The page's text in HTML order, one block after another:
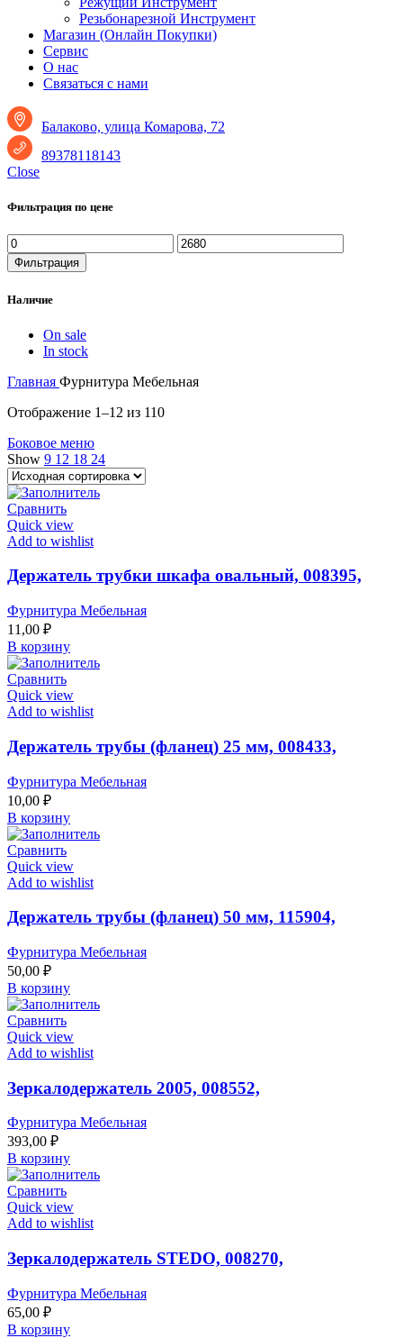
Резьбонарезной Инструмент
Магазин (Онлайн Покупки)
Сервис
О нас
Связаться с нами
Балаково, улица Комарова, 72
89378118143
Close
Фильтрация по цене
Минимальная
цена
Максимальная
цена
Фильтрация
Наличие
On sale
In stock
Главная Фурнитура Мебельная
Отображение 1–12 из 110
Боковое меню
Show 9 12 18 24
Сравнить
Quick view
Add to wishlist
Держатель трубки шкафа овальный, 008395,
Фурнитура Мебельная
11,00 ₽
В корзину
Сравнить
Quick view
Add to wishlist
Держатель трубы (фланец) 25 мм, 008433,
Фурнитура Мебельная
10,00 ₽
В корзину
Сравнить
Quick view
Add to wishlist
Держатель трубы (фланец) 50 мм, 115904,
Фурнитура Мебельная
50,00 ₽
В корзину
Сравнить
Quick view
Add to wishlist
Зеркалодержатель 2005, 008552,
Фурнитура Мебельная
393,00 ₽
В корзину
Сравнить
Quick view
Add to wishlist
Зеркалодержатель STEDO, 008270,
Фурнитура Мебельная
65,00 ₽
В корзину